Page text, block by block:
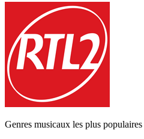
Genres musicaux les plus populaires